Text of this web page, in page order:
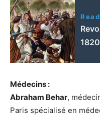
Médecins :
Abraham Behar,
Paris spécialisé en